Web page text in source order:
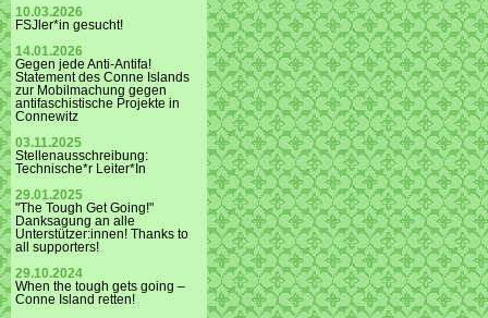
10.03.2026
FSJler*in gesucht!
14.01.2026
Gegen jede Anti-Antifa!
Statement des Conne Islands
zur Mobilmachung gegen
antifaschistische Projekte in
Connewitz
03.11.2025
Stellenausschreibung:
Technische*r Leiter*In
29.01.2025
"The Tough Get Going!"
Danksagung an alle
Unterstützer:innen! Thanks to
all supporters!
29.10.2024
When the tough gets going –
Conne Island retten!